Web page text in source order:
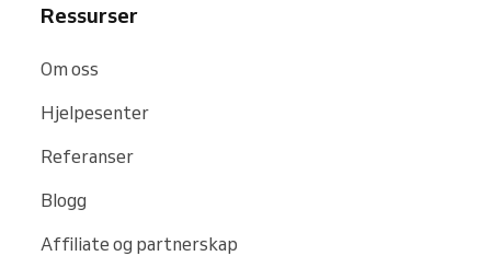
Ressurser
Om oss
Hjelpesenter
Referanser
Blogg
Affiliate og partnerskap